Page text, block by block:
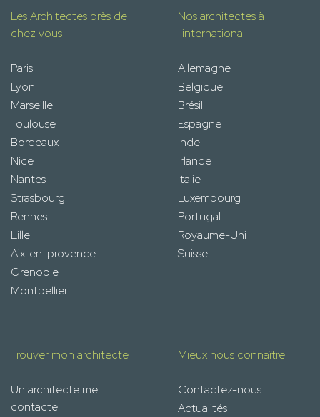
Les Architectes près de
chez vous
Paris
Lyon
Marseille
Toulouse
Bordeaux
Nice
Nantes
Strasbourg
Rennes
Lille
Aix-en-provence
Grenoble
Montpellier
Nos architectes à
l'international
Allemagne
Belgique
Brésil
Espagne
Inde
Irlande
Italie
Luxembourg
Portugal
Royaume-Uni
Suisse
Trouver mon architecte
Un architecte me
contacte
Mieux nous connaître
Contactez-nous
Actualités